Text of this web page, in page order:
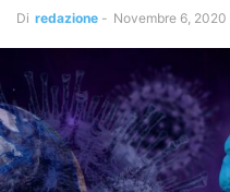
Di redazione - Novembre 6, 2020